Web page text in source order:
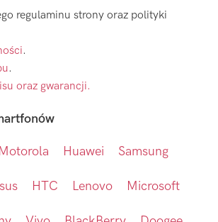
regulaminu strony oraz polityki
.
.
oraz gwarancji.
Motorola Huawei Samsung
HTC Lenovo Microsoft